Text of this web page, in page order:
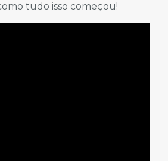
tudo isso começou!